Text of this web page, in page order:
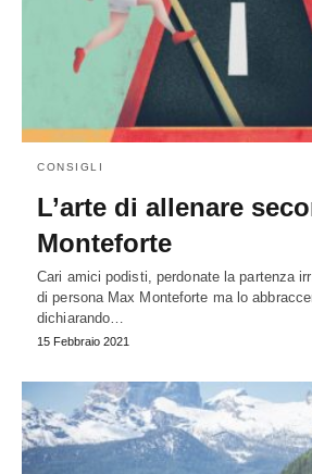
CONSIGLI
L’arte di allenare
Monteforte
Cari amici podisti, perdonate la partenza
di persona Max Monteforte ma lo
dichiarando…
15 Febbraio 2021